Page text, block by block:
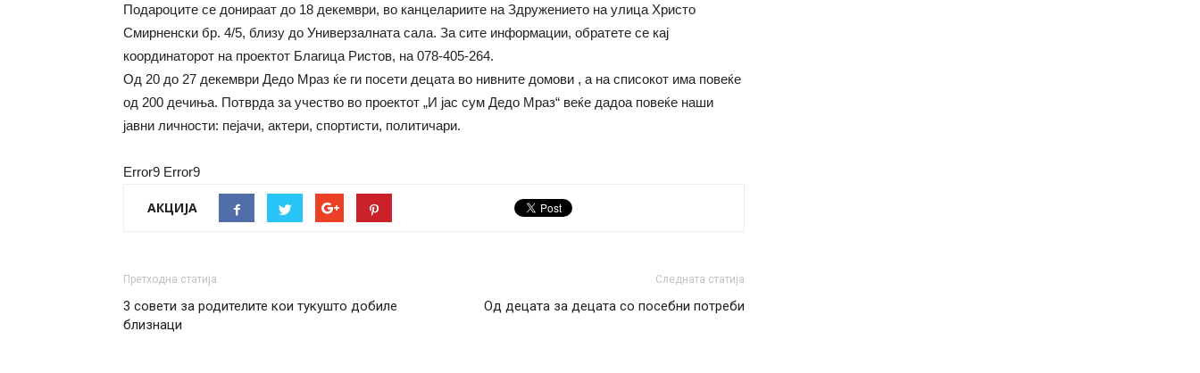
Подароците се донираат до 18 декември, во канцелариите на Здружението на улица Христо
Смирненски бр. 4/5, близу до Универзалната сала. За сите информации, обратете се кај
координаторот на проектот Благица Ристов, на 078-405-264.
Од 20 до 27 декември Дедо Мраз ќе ги посети децата во нивните домови , а на списокот има повеќе
од 200 дечиња. Потврда за учество во проектот „И јас сум Дедо Мраз“ веќе дадоа повеќе наши
јавни личности: пејачи, актери, спортисти, политичари.
Error9 Error9
АКЦИЈА
Претходна статија
3 совети за родителите кои тукушто добиле
близнаци
Следната статија
Од децата за децата со посебни потреби